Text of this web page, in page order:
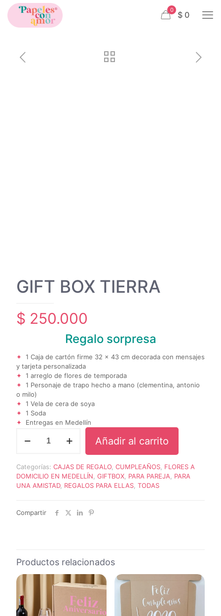
0 $ 0
GIFT BOX TIERRA
$ 250.000
Regalo sorpresa
1 Caja de cartón firme 32 x 43 cm decorada con mensajes
y tarjeta personalizada
1 arreglo de flores de temporada
1 Personaje de trapo hecho a mano (clementina, antonio
o milo)
1 Vela de cera de soya
1 Soda
Entregas en Medellín
BOX
Añadir al carrito
Categorías: CAJAS DE REGALO, CUMPLEAÑOS, FLORES A
DOMICILIO EN MEDELLÍN, GIFTBOX, PARA PAREJA, PARA
UNA AMISTAD, REGALOS PARA ELLAS, TODAS
Compartir
Productos relacionados